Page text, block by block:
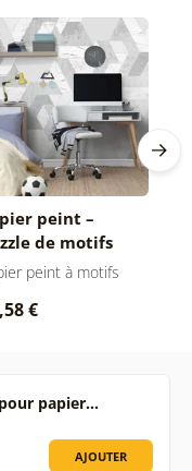
peint –
de motifs
art
peint à motifs
€
papier…
AJOUTER